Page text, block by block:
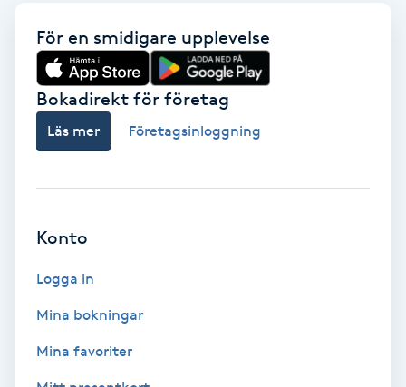
Paraffinbehandling
Pedikyr
Pensionärklippning
Permanent hårborttagning
Personal shopper
För en smidigare upplevelse
Bokadirekt för företag
Läs mer Företagsinloggning
Konto
Logga in
Mina bokningar
Mina favoriter